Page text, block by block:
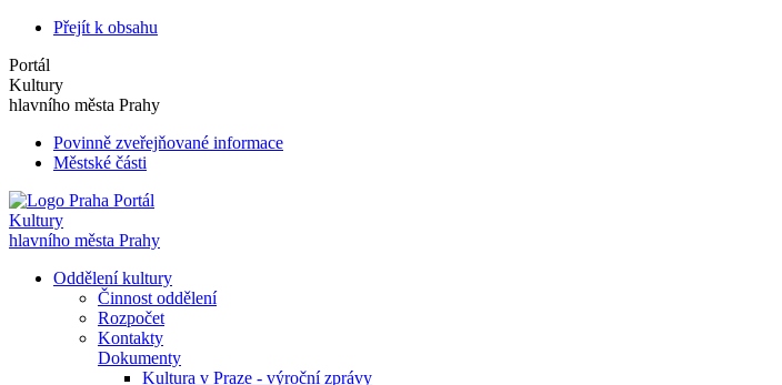
Přejít k obsahu
Portál
Kultury
hlavního města Prahy
Povinně zveřejňované informace
Městské části
Portál
Kultury
hlavního města Prahy
Oddělení kultury
Činnost oddělení
Rozpočet
Kontakty
Dokumenty
Kultura v Praze - výroční zprávy